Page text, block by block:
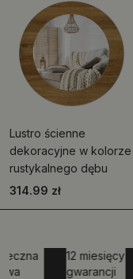
Lustro ścienne
dekoracyjne w kolorze
rustykalnego dębu
314.99 zł
12 miesięcy
gwarancji